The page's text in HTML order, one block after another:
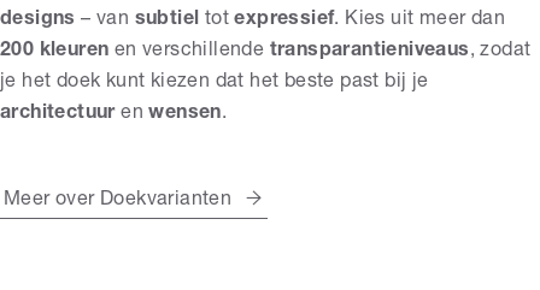
designs – van subtiel totexpressief. Kies uit meer dan
200 kleuren en verschillende transparantieniveaus, zodat
je het doek kunt kiezen dat het beste past bij je
architectuurenwensen.
Meer over Doekvarianten